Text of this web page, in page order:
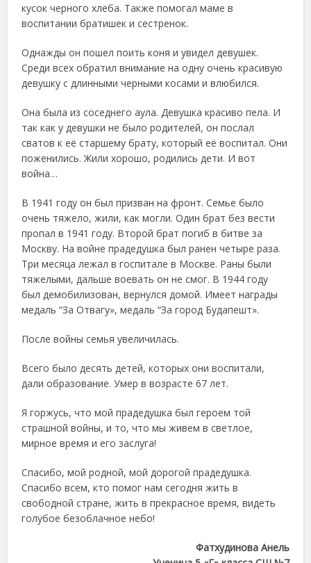
кусок черного хлеба. Также помогал маме в
воспитании братишек и сестренок.
Однажды он пошел поить коня и увидел девушек.
Среди всех обратил внимание на одну очень красивую
девушку с длинными черными косами и влюбился.
Она была из соседнего аула. Девушка красиво пела. И
так как у девушки не было родителей, он послал
сватов к её старшему брату, который её воспитал. Они
поженились. Жили хорошо, родились дети. И вот
война…
В 1941 году он был призван на фронт. Семье было
очень тяжело, жили, как могли. Один брат без вести
пропал в 1941 году. Второй брат погиб в битве за
Москву. На войне прадедушка был ранен четыре раза.
Три месяца лежал в госпитале в Москве. Раны были
тяжелыми, дальше воевать он не смог. В 1944 году
был демобилизован, вернулся домой. Имеет награды
медаль “За Отвагу», медаль “За город Будапешт».
После войны семья увеличилась.
Всего было десять детей, которых они воспитали,
дали образование. Умер в возрасте 67 лет.
Я горжусь, что мой прадедушка был героем той
страшной войны, и то, что мы живем в светлое,
мирное время и его заслуга!
Спасибо, мой родной, мой дорогой прадедушка.
Спасибо всем, кто помог нам сегодня жить в
свободной стране, жить в прекрасное время, видеть
голубое безоблачное небо!
Фатхудинова Анель